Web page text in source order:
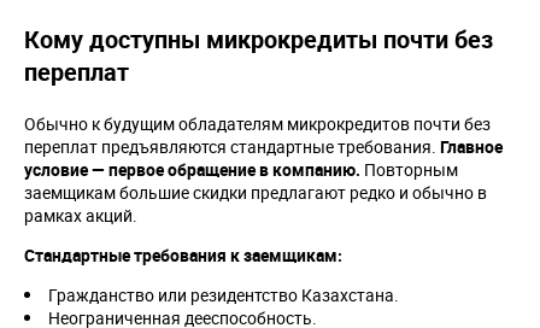
Кому доступны микрокредиты почти без
переплат
Обычно к будущим обладателям микрокредитов почти без
переплат предъявляются стандартные требования. Главное
условие — первое обращение в компанию. Повторным
заемщикам большие скидки предлагают редко и обычно в
рамках акций.
Стандартные требования к заемщикам:
Гражданство или резидентство Казахстана.
Неограниченная дееспособность.